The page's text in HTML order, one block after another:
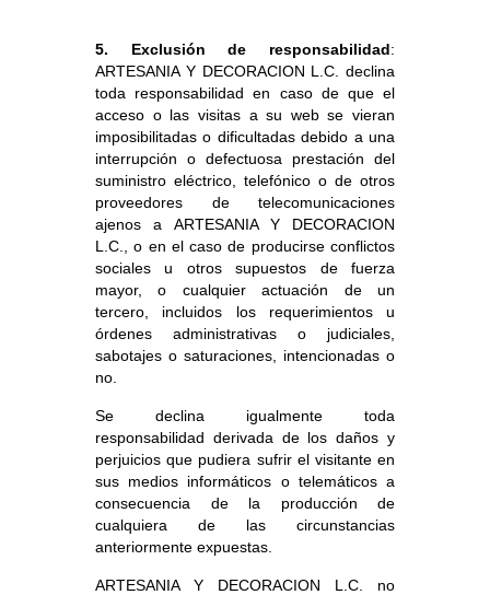
5. Exclusión de responsabilidad:
ARTESANIA Y DECORACION L.C. declina
toda responsabilidad en caso de que el
acceso o las visitas a su web se vieran
imposibilitadas o dificultadas debido a una
interrupción o defectuosa prestación del
suministro eléctrico, telefónico o de otros
proveedores de telecomunicaciones
ajenos a ARTESANIA Y DECORACION
L.C., o en el caso de producirse conflictos
sociales u otros supuestos de fuerza
mayor, o cualquier actuación de un
tercero, incluidos los requerimientos u
órdenes administrativas o judiciales,
sabotajes o saturaciones, intencionadas o
no.
Se declina igualmente toda
responsabilidad derivada de los daños y
perjuicios que pudiera sufrir el visitante en
sus medios informáticos o telemáticos a
consecuencia de la producción de
cualquiera de las circunstancias
anteriormente expuestas.
ARTESANIA Y DECORACION L.C. no